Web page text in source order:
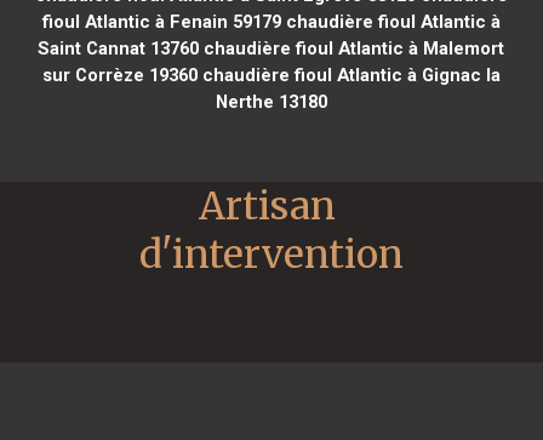
fioul Atlantic à Fenain 59179chaudière fioul Atlantic à
Saint Cannat 13760 chaudière fioul Atlantic à Malemort
sur Corrèze 19360chaudière fioul Atlantic à Gignac la
Nerthe 13180
Artisan
d'intervention